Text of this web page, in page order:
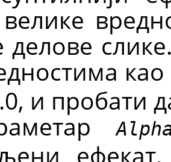
делове
и пробати